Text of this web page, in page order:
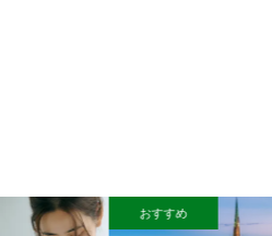
おすすめ